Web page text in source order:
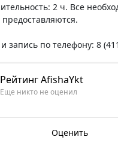
2 ч. Все
запись по телефону: 8
Рейтинг AfishaYkt
Еще никто не оценил
Оценить